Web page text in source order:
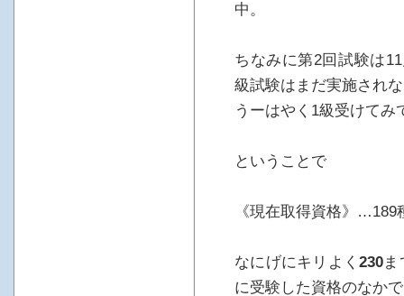
中。
ちなみに第2回試験は
級試験はまだ実施され
うーはやく1級受けてみ
ということで
《現在取得資格》…189
なにげにキリよく 230ま
に受験した資格のなか